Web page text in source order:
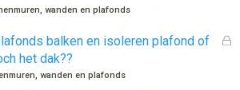
wanden en plafonds
G
balken en isoleren plafond of
het dak??
wanden en plafonds